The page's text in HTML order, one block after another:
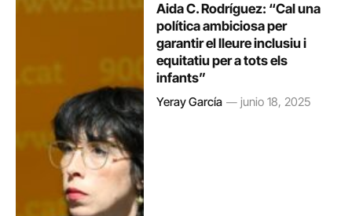
Aida C. Rodríguez: “Cal una
política ambiciosa per
garantir el lleure inclusiu i
equitatiu per a tots els
infants”
Yeray García junio 18, 2025